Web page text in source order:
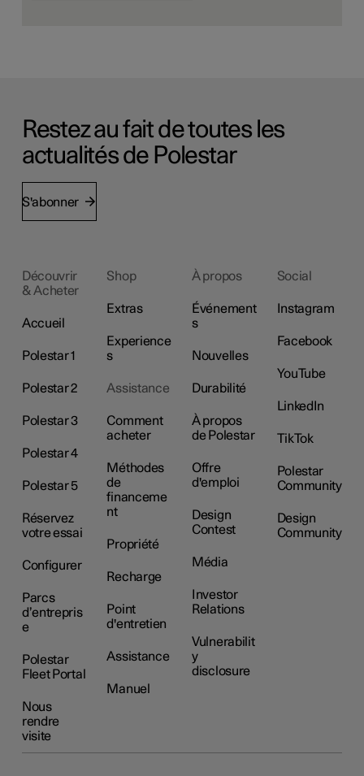
Restez au fait de toutes les
actualités de Polestar
S'abonner
Découvrir
& Acheter
Accueil
Polestar 1
Polestar 2
Polestar 3
Polestar 4
Polestar 5
Réservez
votre essai
Configurer
Parcs
d’entrepris
e
Polestar
Fleet Portal
Nous
rendre
visite
Shop
Extras
Experience
s
Assistance
Comment
acheter
Méthodes
de
financeme
nt
Propriété
Recharge
Point
d'entretien
Assistance
Manuel
À propos
Événement
s
Nouvelles
Durabilité
À propos
de Polestar
Offre
d'emploi
Design
Contest
Média
Investor
Relations
Vulnerabilit
y
disclosure
Social
Instagram
Facebook
YouTube
LinkedIn
TikTok
Polestar
Community
Design
Community